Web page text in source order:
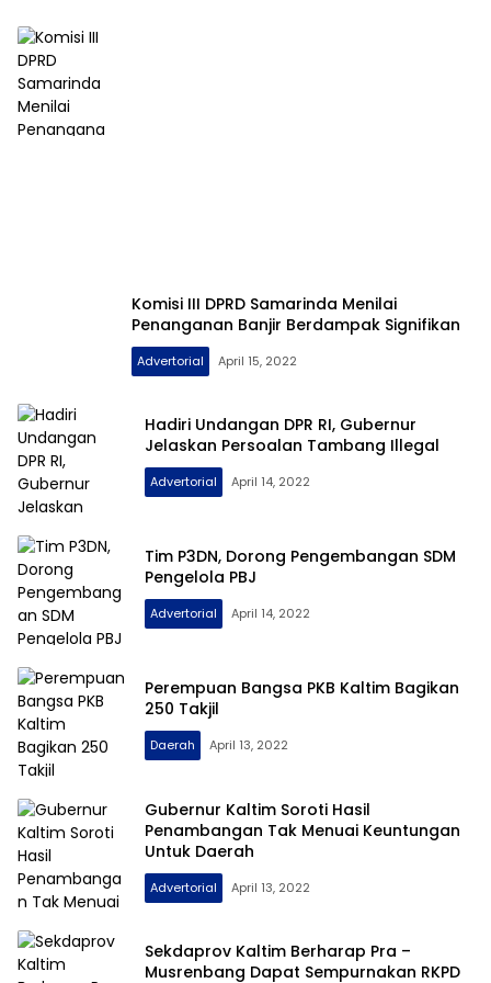
Komisi III DPRD Samarinda Menilai
Penanganan Banjir Berdampak Signifikan
Advertorial April 15, 2022
Hadiri Undangan DPR RI, Gubernur
Jelaskan Persoalan Tambang Illegal
Advertorial April 14, 2022
Tim P3DN, Dorong Pengembangan SDM
Pengelola PBJ
Advertorial April 14, 2022
TIMES
KALTIM
Perempuan Bangsa PKB Kaltim Bagikan
250 Takjil
Daerah April 13, 2022
Gubernur Kaltim Soroti Hasil
Penambangan Tak Menuai Keuntungan
Untuk Daerah
Advertorial April 13, 2022
Sekdaprov Kaltim Berharap Pra –
Musrenbang Dapat Sempurnakan RKPD